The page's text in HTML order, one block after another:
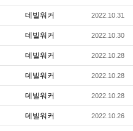
데빌워커 2022.10.31
데빌워커 2022.10.30
데빌워커 2022.10.28
데빌워커 2022.10.28
데빌워커 2022.10.28
데빌워커 2022.10.26